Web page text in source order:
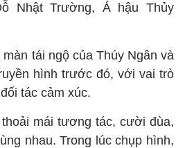
Nhật Trường, Á hậu Thủy
tái ngộ của Thúy Ngân và
hình trước đó, với vai trò
tác cảm xúc.
mái tương tác, cười đùa,
nhau. Trong lúc chụp hình,